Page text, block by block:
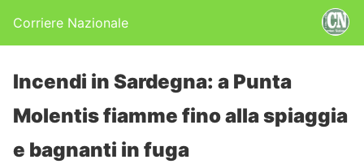
Corriere Nazionale
Incendi in Sardegna: a Punta
Molentis fiamme fino alla spiaggia
e bagnanti in fuga